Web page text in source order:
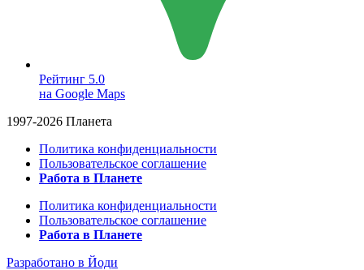
Рейтинг 5.0
на Google Maps
1997-2026 Планета
Политика конфиденциальности
Пользовательское соглашение
Работа в Планете
Политика конфиденциальности
Пользовательское соглашение
Работа в Планете
Разработано в Йоди